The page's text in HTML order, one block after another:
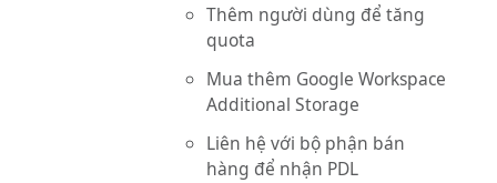
Thêm người dùng để tăng
quota
Mua thêm Google Workspace
Additional Storage
Liên hệ với bộ phận bán
hàng để nhận PDL